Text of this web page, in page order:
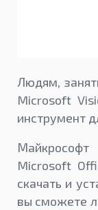
Людям,
Microsoft
инструмент
Microsoft
скачать и
вы сможете